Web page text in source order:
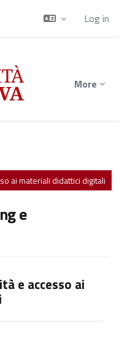
Log in
More
ai materiali didattici digitali
e
e accesso ai